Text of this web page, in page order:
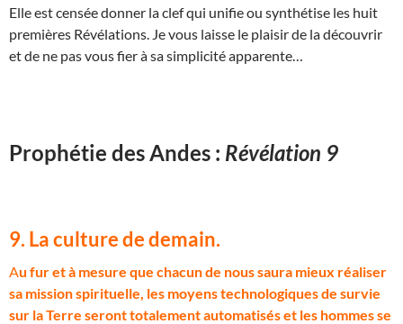
Elle est censée donner la clef qui unifie ou synthétise les huit
premières Révélations. Je vous laisse le plaisir de la découvrir
et de ne pas vous fier à sa simplicité apparente…
Prophétie des Andes : Révélation 9
9. La culture de demain.
Au fur et à mesure que chacun de nous saura mieux réaliser
sa mission spirituelle, les moyens technologiques de survie
sur la Terre seront totalement automatisés et les hommes se